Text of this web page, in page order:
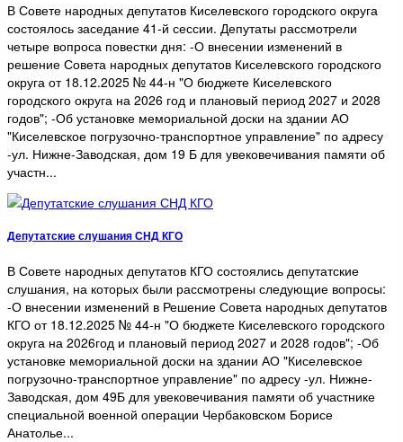
В Совете народных депутатов Киселевского городского округа
состоялось заседание 41-й сессии. Депутаты рассмотрели
четыре вопроса повестки дня: -О внесении изменений в
решение Совета народных депутатов Киселевского городского
округа от 18.12.2025 № 44-н "О бюджете Киселевского
городского округа на 2026 год и плановый период 2027 и 2028
годов"; -Об установке мемориальной доски на здании АО
"Киселевское погрузочно-транспортное управление" по адресу
-ул. Нижне-Заводская, дом 19 Б для увековечивания памяти об
участн...
Депутатские слушания СНД КГО
В Совете народных депутатов КГО состоялись депутатские
слушания, на которых были рассмотрены следующие вопросы:
-О внесении изменений в Решение Совета народных депутатов
КГО от 18.12.2025 № 44-н "О бюджете Киселевского городского
округа на 2026год и плановый период 2027 и 2028 годов"; -Об
установке мемориальной доски на здании АО "Киселевское
погрузочно-транспортное управление" по адресу -ул. Нижне-
Заводская, дом 49Б для увековечивания памяти об участнике
специальной военной операции Чербаковском Борисе
Анатолье...